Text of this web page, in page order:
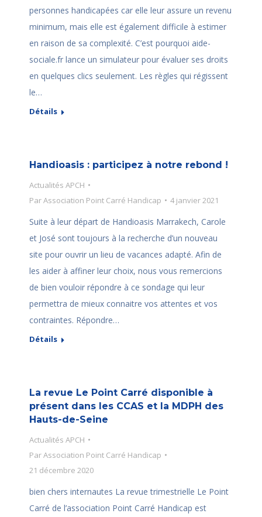
personnes handicapées car elle leur assure un revenu
minimum, mais elle est également difficile à estimer
en raison de sa complexité. C’est pourquoi aide-
sociale.fr lance un simulateur pour évaluer ses droits
en quelques clics seulement. Les règles qui régissent
le…
Détails
Handioasis : participez à notre rebond !
Actualités APCH
ParAssociation Point Carré Handicap 4 janvier 2021
Suite à leur départ de Handioasis Marrakech, Carole
et José sont toujours à la recherche d’un nouveau
site pour ouvrir un lieu de vacances adapté. Afin de
les aider à affiner leur choix, nous vous remercions
de bien vouloir répondre à ce sondage qui leur
permettra de mieux connaitre vos attentes et vos
contraintes. Répondre…
Détails
La revue Le Point Carré disponible à
présent dans les CCAS et la MDPH des
Hauts-de-Seine
Actualités APCH
ParAssociation Point Carré Handicap
21 décembre 2020
bien chers internautes La revue trimestrielle Le Point
Carré de l’association Point Carré Handicap est